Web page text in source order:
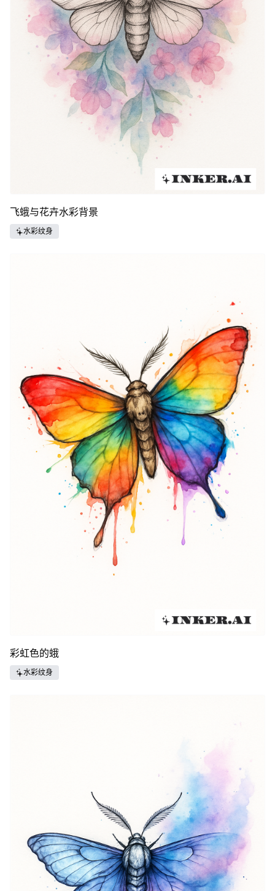
飞蛾与花卉水彩背景
水彩纹身
彩虹色的蛾
水彩纹身